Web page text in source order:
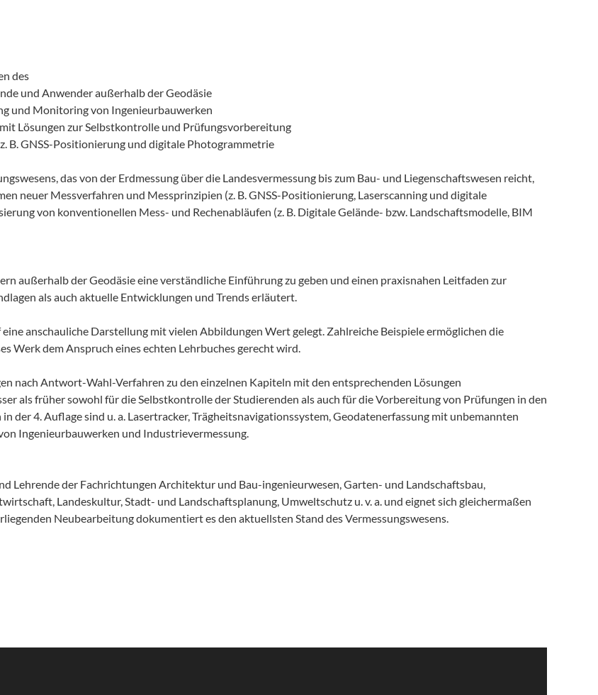
des
und Anwender außerhalb der Geodäsie
und Monitoring von Ingenieurbauwerken
Lösungen zur Selbstkontrolle und Prüfungsvorbereitung
B. GNSS-Positionierung und digitale Photogrammetrie
das von der Erdmessung über die Landesvermessung bis zum Bau- und Liegenschaftswesen reicht,
neuer Messverfahren und Messprinzipien (z. B. GNSS-Positionierung, Laserscanning und digitale
von konventionellen Mess- und Rechenabläufen (z. B. Digitale Gelände- bzw. Landschaftsmodelle, BIM
außerhalb der Geodäsie eine verständliche Einführung zu geben und einen praxisnahen Leitfaden zur
als auch aktuelle Entwicklungen und Trends erläutert.
anschauliche Darstellung mit vielen Abbildungen Wert gelegt. Zahlreiche Beispiele ermöglichen die
Werk dem Anspruch eines echten Lehrbuches gerecht wird.
nach Antwort-Wahl-Verfahren zu den einzelnen Kapiteln mit den entsprechenden Lösungen
als früher sowohl für die Selbstkontrolle der Studierenden als auch für die Vorbereitung von Prüfungen in den
der 4. Auflage sind u. a. Lasertracker, Trägheitsnavigationssystem, Geodatenerfassung mit unbemannten
Ingenieurbauwerken und Industrievermessung.
Lehrende der Fachrichtungen Architektur und Bau-ingenieurwesen, Garten- und Landschaftsbau,
Landeskultur, Stadt- und Landschaftsplanung, Umweltschutz u. v. a. und eignet sich gleichermaßen
Neubearbeitung dokumentiert es den aktuellsten Stand des Vermessungswesens.